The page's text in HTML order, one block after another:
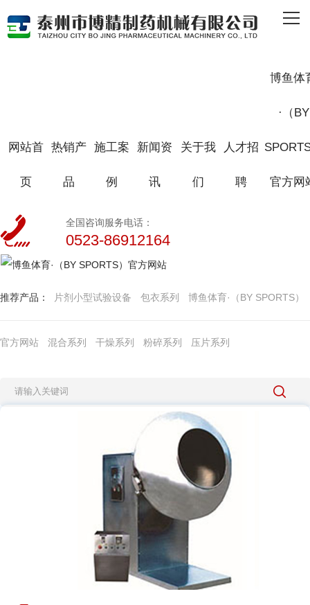
网站首
页
热销产
品
施工案
例
新闻资
讯
关于我
们
人才招
聘
博鱼体
·（BY
官方网
全国咨询服务电话：
0523-86912164
网站首页
博鱼体育·（BY SPORTS）官方网站
推荐产品： 片剂小型试验设备 包衣系列 博鱼体育·（BY SPORTS）
官方网站 混合系列 干燥系列 粉碎系列 压片系列